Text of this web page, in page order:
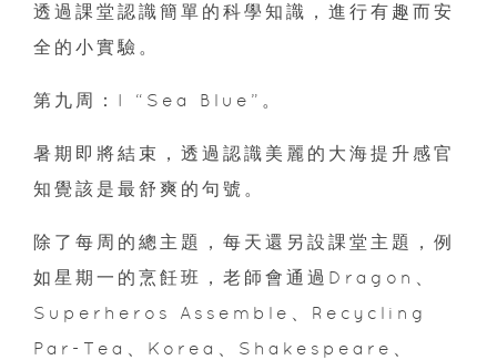
透過課堂認識簡單的科學知識，進行有趣而安
全的小實驗。
第九周：I “Sea Blue”。
暑期即將結束，透過認識美麗的大海提升感官
知覺該是最舒爽的句號。
除了每周的總主題，每天還另設課堂主題，例
如星期一的烹飪班，老師會通過Dragon、
Superheros Assemble、Recycling
Par-Tea、Korea、Shakespeare、